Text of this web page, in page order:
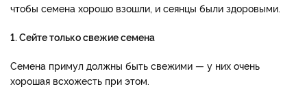
чтобы семена хорошо взошли, и сеянцы были здоровыми.
1. Сейте только свежие семена
Семена примул должны быть свежими — у них очень
хорошая всхожесть при этом.